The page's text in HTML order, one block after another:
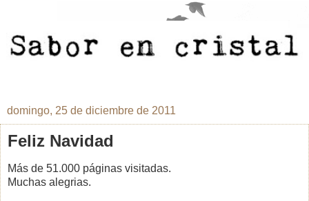
domingo, 25 de diciembre de 2011
Feliz Navidad
Más de 51.000 páginas visitadas.
Muchas alegrias.